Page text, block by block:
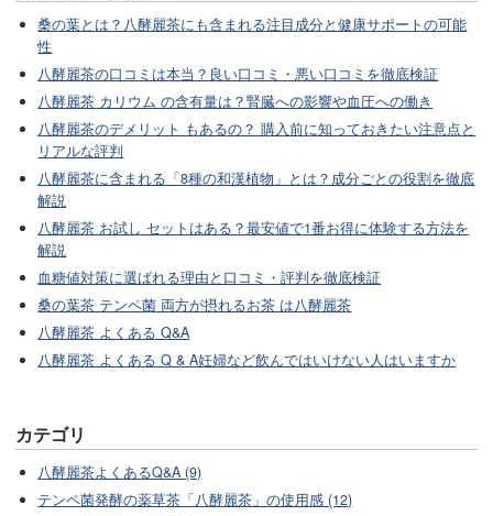
桑の葉とは？八酵麗茶にも含まれる注目成分と健康サポートの可能
性
八酵麗茶の口コミは本当？良い口コミ・悪い口コミを徹底検証
八酵麗茶 カリウム の含有量は？腎臓への影響や血圧への働き
八酵麗茶のデメリット もあるの？ 購入前に知っておきたい注意点と
リアルな評判
八酵麗茶に含まれる「8種の和漢植物」とは？成分ごとの役割を徹底
解説
八酵麗茶 お試し セットはある？最安値で1番お得に体験する方法を
解説
血糖値対策に選ばれる理由と口コミ・評判を徹底検証
桑の葉茶 テンペ菌 両方が摂れるお茶 は八酵麗茶
八酵麗茶 よくある Q&A
八酵麗茶 よくある Q & A妊婦など飲んではいけない人はいますか
カテゴリ
八酵麗茶よくあるQ&A (9)
テンペ菌発酵の薬草茶「八酵麗茶」の使用感 (12)